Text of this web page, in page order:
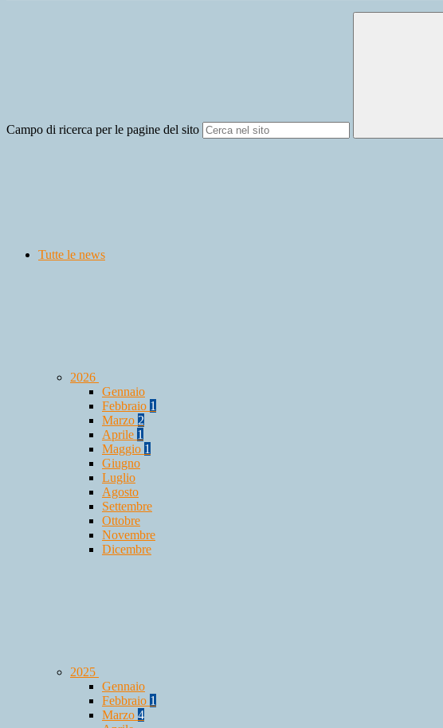
Campo di ricerca per le pagine del sito
Tutte le news
2026
Gennaio
Febbraio 1
Marzo 2
Aprile 1
Maggio 1
Giugno
Luglio
Agosto
Settembre
Ottobre
Novembre
Dicembre
2025
Gennaio
Febbraio 1
Marzo 4